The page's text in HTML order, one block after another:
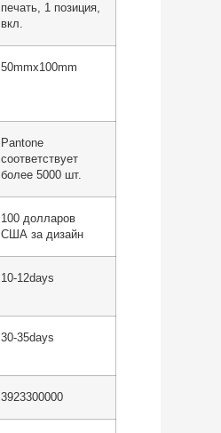
печать, 1 позиция,
вкл.
50mmx100mm
Pantone
соответствует
более 5000 шт.
100 долларов
США за дизайн
10-12days
30-35days
3923300000